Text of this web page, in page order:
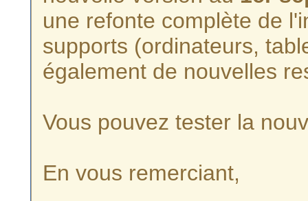
une refonte complète de
supports (ordinateurs,
également de nouvelles
Vous pouvez tester la
En vous remerciant,